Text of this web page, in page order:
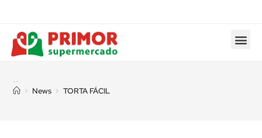
> News > TORTA FÁCIL